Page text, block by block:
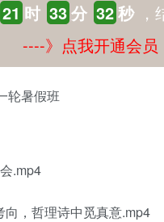
21 时 33分 31秒，
----》点我开通会员
暑假班
.mp4
，哲理诗中觅真意.mp4